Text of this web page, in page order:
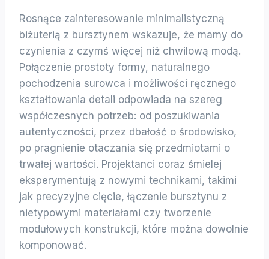
Rosnące zainteresowanie minimalistyczną
biżuterią z bursztynem wskazuje, że mamy do
czynienia z czymś więcej niż chwilową modą.
Połączenie prostoty formy, naturalnego
pochodzenia surowca i możliwości ręcznego
kształtowania detali odpowiada na szereg
współczesnych potrzeb: od poszukiwania
autentyczności, przez dbałość o środowisko,
po pragnienie otaczania się przedmiotami o
trwałej wartości. Projektanci coraz śmielej
eksperymentują z nowymi technikami, takimi
jak precyzyjne cięcie, łączenie bursztynu z
nietypowymi materiałami czy tworzenie
modułowych konstrukcji, które można dowolnie
komponować.